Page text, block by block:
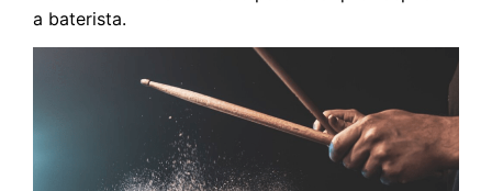
a baterista.